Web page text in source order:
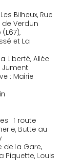
Bilheux, Rue
Verdun
et La
Liberté, Allée
Jument
: Mairie
: 1 route
Butte au
de la Gare,
Piquette, Louis